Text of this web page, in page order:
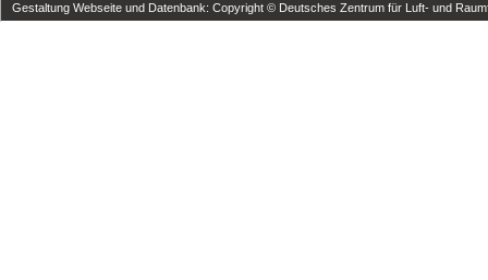
Gestaltung Webseite und Datenbank: Copyright © Deutsches Zentrum für Luft- und